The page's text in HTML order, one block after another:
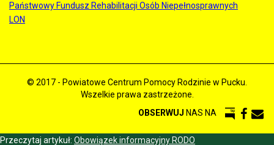
Państwowy Fundusz Rehabilitacji Osób Niepełnosprawnych
LON
© 2017 - Powiatowe Centrum Pomocy Rodzinie w Pucku.
Wszelkie prawa zastrzeżone.
OBSERWUJ NAS NA
Przeczytaj artykuł: Obowiązek informacyjny RODO